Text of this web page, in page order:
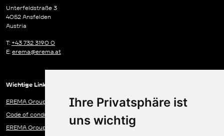
Ihre Privatsphäre ist
uns wichtig
Unterfeldstraße 3
4052 Ansfelden
Austria
T: +43 732 3190 0
E: erema@erema.at
Wichtige Links & Funktionen
EREMA Group Data Protection Statement
Code of conduct
EREMA Group Communication Centre